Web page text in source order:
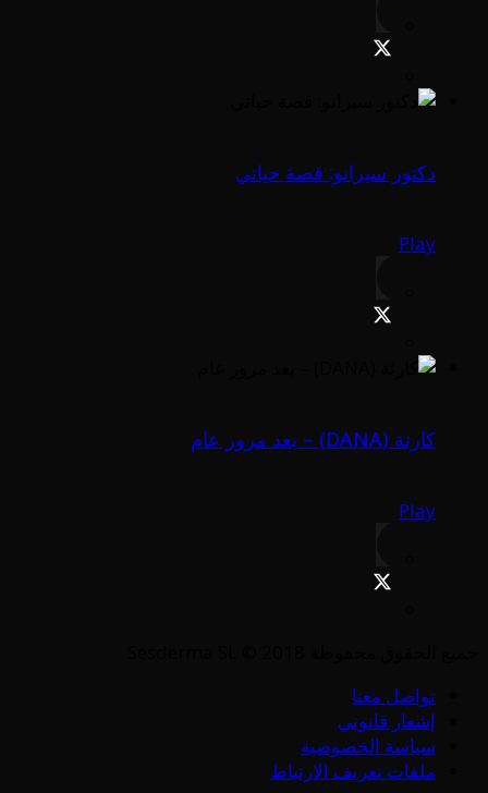
دكتور سيرانو: قصة حياتي
Play
كارثة (DANA) – بعد مرور عام
Play
تواصل معنا
إشعار قانوني
سياسة الخصوصية
ملفات تعريف الارتباط